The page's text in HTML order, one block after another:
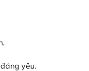
yêu.